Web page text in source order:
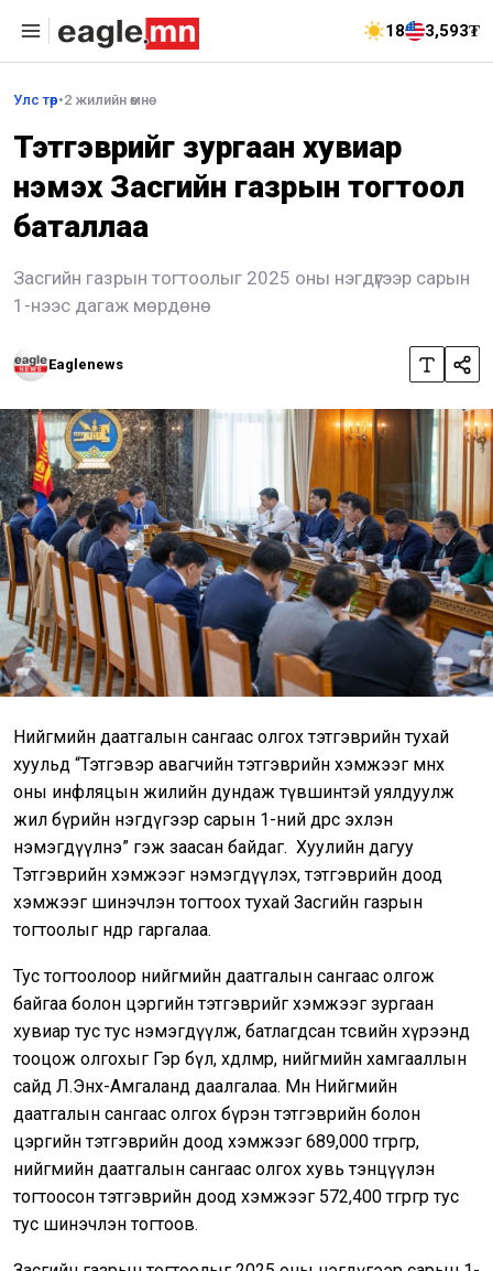
18 3,593₮
Улс төр•2 жилийн өмнө
Тэтгэврийг зургаан хувиар
нэмэх Засгийн газрын тогтоол
баталлаа
Засгийн газрын тогтоолыг 2025 оны нэгдүгээр сарын
1-нээс дагаж мөрдөнө
Eaglenews
Нийгмийн даатгалын сангаас олгох тэтгэврийн тухай
хуульд “Тэтгэвэр авагчийн тэтгэврийн хэмжээг өмнөх
оны инфляцын жилийн дундаж түвшинтэй уялдуулж
жил бүрийн нэгдүгээр сарын 1-ний өдрөөс эхлэн
нэмэгдүүлнэ” гэж заасан байдаг. Хуулийн дагуу
Тэтгэврийн хэмжээг нэмэгдүүлэх, тэтгэврийн доод
хэмжээг шинэчлэн тогтоох тухай Засгийн газрын
тогтоолыг өнөөдөр гаргалаа.
Тус тогтоолоор нийгмийн даатгалын сангаас олгож
байгаа болон цэргийн тэтгэврийг хэмжээг зургаан
хувиар тус тус нэмэгдүүлж, батлагдсан төсвийн хүрээнд
тооцож олгохыг Гэр бүл, хөдөлмөр, нийгмийн хамгааллын
сайд Л.Энх-Амгаланд даалгалаа. Мөн Нийгмийн
даатгалын сангаас олгох бүрэн тэтгэврийн болон
цэргийн тэтгэврийн доод хэмжээг 689,000 төгрөгөөр,
нийгмийн даатгалын сангаас олгох хувь тэнцүүлэн
тогтоосон тэтгэврийн доод хэмжээг 572,400 төгрөгөөр тус
тус шинэчлэн тогтоов.